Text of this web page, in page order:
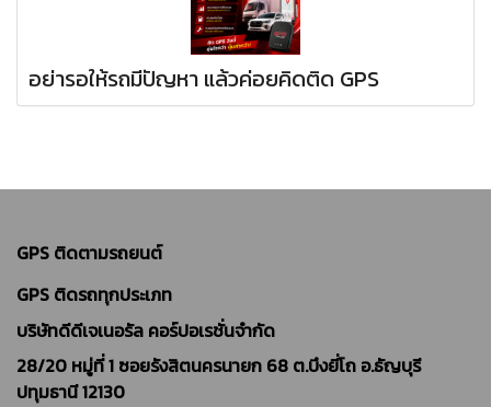
อย่ารอให้รถมีปัญหา แล้วค่อยคิดติด GPS
GPS ติดตามรถยนต์
GPS ติดรถทุกประเภท
บริษัทดีดีเจเนอรัล คอร์ปอเรชั่นจำกัด
28/20 หมู่ที่ 1 ซอยรังสิตนครนายก 68 ต.บึงยี่โถ อ.ธัญบุรี
ปทุมธานี 12130